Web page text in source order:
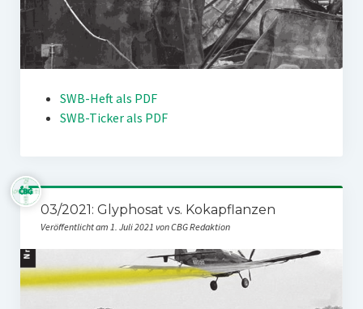
SWB-Heft als PDF
SWB-Ticker als PDF
03/2021: Glyphosat vs. Kokapflanzen
Veröffentlicht am 1. Juli 2021 von CBG Redaktion